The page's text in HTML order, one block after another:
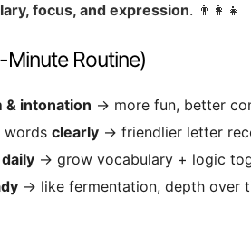
focus, and expression. 👨‍👩‍👧
Routine)
& intonation → more fun, better
clearly → friendlier letter
→ grow vocabulary + logic
→ like fermentation, depth over